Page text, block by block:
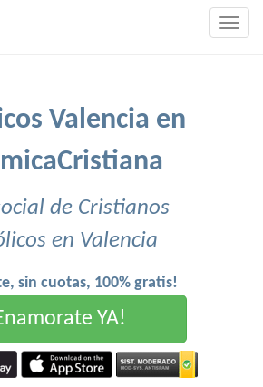
Valencia en
de Cristianos
en Valencia
sin cuotas, 100% gratis!
YA!